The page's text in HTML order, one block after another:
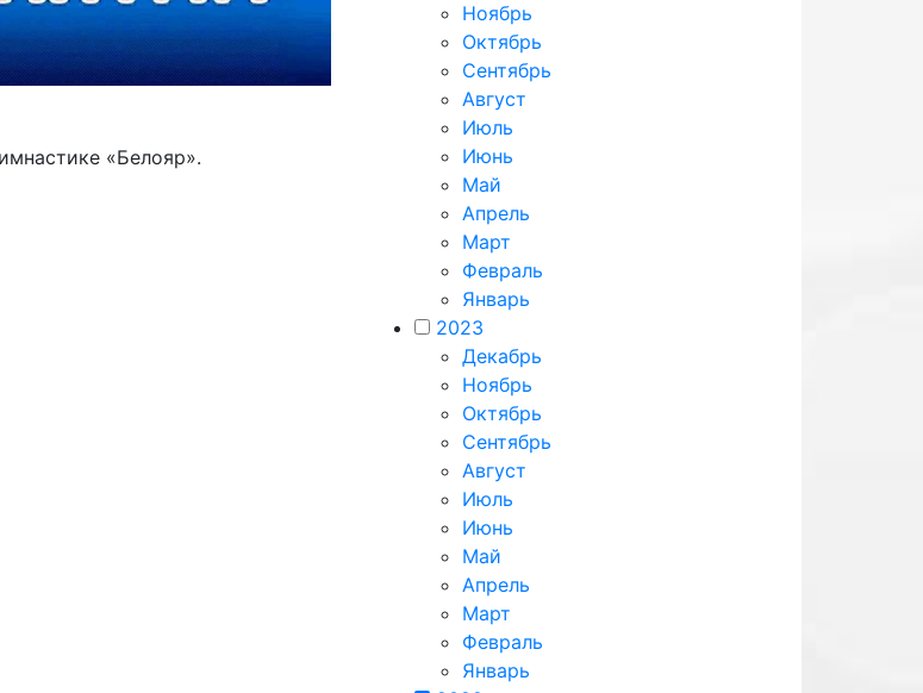
«Белояр».
Ноябрь
Октябрь
Сентябрь
Август
Июль
Июнь
Май
Апрель
Март
Февраль
Январь
2023
Декабрь
Ноябрь
Октябрь
Сентябрь
Август
Июль
Июнь
Май
Апрель
Март
Февраль
Январь